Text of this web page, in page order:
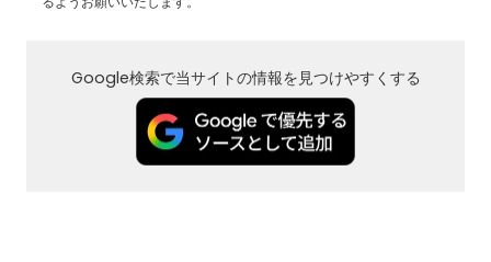
Google検索で当サイトの情報を見つけやすくする